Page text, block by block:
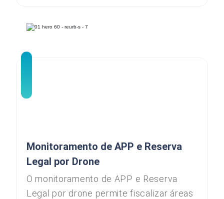
Monitoramento de APP e Reserva
Legal por Drone
O monitoramento de APP e Reserva
Legal por drone permite fiscalizar áreas